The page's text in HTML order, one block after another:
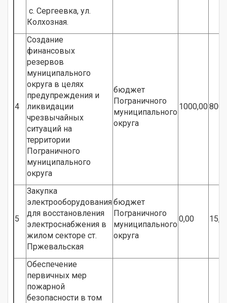
с. Сергеевка, ул.
Колхозная.
4
Создание
финансовых
резервов
муниципального
округа в целях
предупреждения и
ликвидации
чрезвычайных
ситуаций на
территории
Пограничного
муниципального
округа
бюджет
Пограничного
муниципального
округа
1000,00
5
Закупка
электрооборудования
для восстановления
электроснабжения в
жилом секторе ст.
Пржевальская
бюджет
Пограничного
муниципального
округа
0,00
Обеспечение
первичных мер
пожарной
безопасности в том